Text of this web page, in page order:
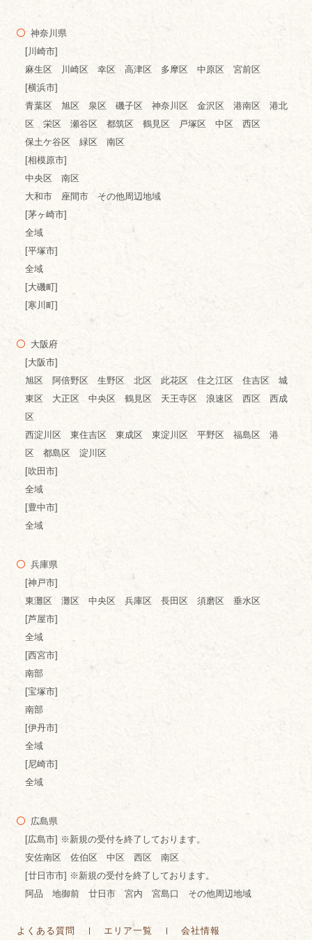
神奈川県
[川崎市]
麻生区 川崎区 幸区 高津区 多摩区 中原区 宮前区
[横浜市]
青葉区 旭区 泉区 磯子区 神奈川区 金沢区 港南区 港北
区 栄区 瀬谷区 都筑区 鶴見区 戸塚区 中区 西区
保土ケ谷区 緑区 南区
[相模原市]
中央区 南区
大和市 座間市 その他周辺地域
[茅ヶ崎市]
全域
[平塚市]
全域
[大磯町]
[寒川町]
大阪府
[大阪市]
旭区 阿倍野区 生野区 北区 此花区 住之江区 住吉区 城
東区 大正区 中央区 鶴見区 天王寺区 浪速区 西区 西成
区
西淀川区 東住吉区 東成区 東淀川区 平野区 福島区 港
区 都島区 淀川区
[吹田市]
全域
[豊中市]
全域
兵庫県
[神戸市]
東灘区 灘区 中央区 兵庫区 長田区 須磨区 垂水区
[芦屋市]
全域
[西宮市]
南部
[宝塚市]
南部
[伊丹市]
全域
[尼崎市]
全域
広島県
[広島市] ※新規の受付を終了しております。
安佐南区 佐伯区 中区 西区 南区
[廿日市市] ※新規の受付を終了しております。
阿品 地御前 廿日市 宮内 宮島口 その他周辺地域
よくある質問 エリア一覧
会社情報